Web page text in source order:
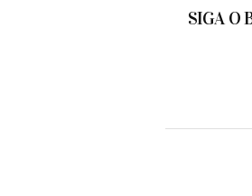
SIGA O